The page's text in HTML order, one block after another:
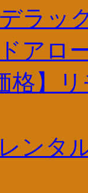
ラッ
アロ
格】
ンタ